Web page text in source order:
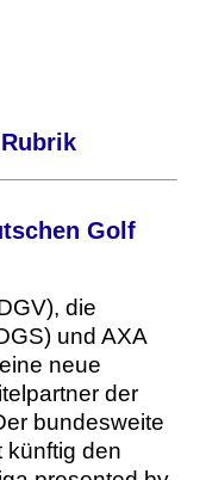
Golf
die
und AXA
neue
der
bundesweite
künftig den